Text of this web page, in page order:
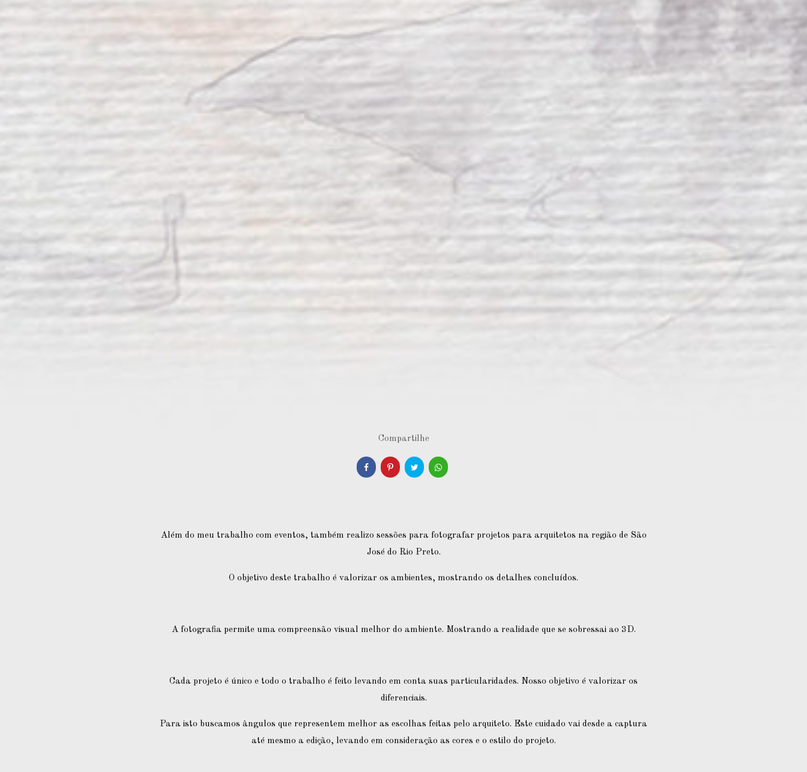
Compartilhe
Além do meu trabalho com eventos, também realizo sessões para fotografar projetos para arquitetos na região de São
José do Rio Preto.
O objetivo deste trabalho é valorizar os ambientes, mostrando os detalhes concluídos.
A fotografia permite uma compreensão visual melhor do ambiente. Mostrando a realidade que se sobressai ao 3D.
Cada projeto é único e todo o trabalho é feito levando em conta suas particularidades. Nosso objetivo é valorizar os
diferenciais.
Para isto buscamos ângulos que representem melhor as escolhas feitas pelo arquiteto. Este cuidado vai desde a captura
até mesmo a edição, levando em consideração as cores e o estilo do projeto.